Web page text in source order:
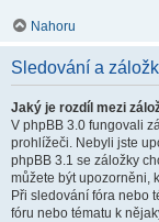
Nahoru
Sledování a
Jaký je rozdíl mezi
V phpBB 3.0 fungovali
prohlížeči. Nebyli jste
phpBB 3.1 se záložky
můžete být upozorněni,
Při sledování fóra nebo
fóru nebo tématu k